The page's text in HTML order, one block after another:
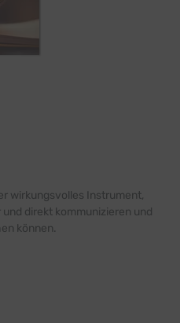
wirkungsvolles Instrument,
direkt kommunizieren und
können.